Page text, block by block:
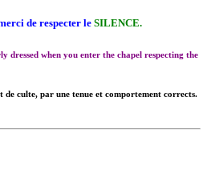
de respecter le SILENCE.
dressed when you enter the chapel respecting the
de culte, par une tenue et comportement corrects.